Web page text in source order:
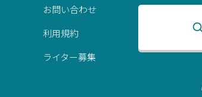
お問い合わせ
利用規約
ライター募集